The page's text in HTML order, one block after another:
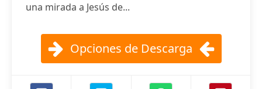
una mirada a Jesús de...
Opciones de Descarga